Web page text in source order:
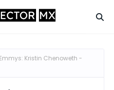
Emmys: Kristin Chenoweth -